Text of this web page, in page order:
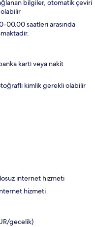
bilgiler, otomatik çeviri
olabilir
00.00 saatleri arasında
kartı veya nakit
kimlik gerekli olabilir
internet hizmeti
hizmeti
gecelik)